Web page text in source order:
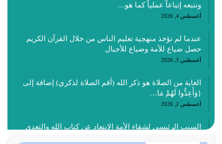
ونتبعه إتباعاً عملياً كما هو…
أغسطس 4, 2026
عندما لم تؤخذ منهجية تعليم الناس من خلال القرآن الكريم
حصل ضياع للأمة وضياع للأجيال
أغسطس 3, 2026
الغاية من الصلاة هو ذكر الله (أقم الصلاة لذكري) إضافة إلى
{وَأَعِدُّوا لَهُمْ مَا…
أغسطس 2, 2026
السبب الرئيسي لشقاء الأمة الابتعاد عن كتاب الله والتعدي